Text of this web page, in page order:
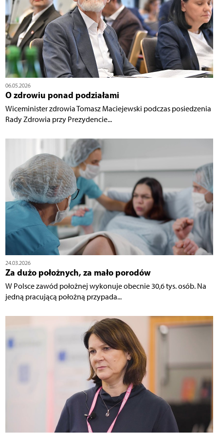
06.05.2026
O zdrowiu ponad podziałami
Wiceminister zdrowia Tomasz Maciejewski podczas posiedzenia
Rady Zdrowia przy Prezydencie...
24.03.2026
Za dużo położnych, za mało porodów
W Polsce zawód położnej wykonuje obecnie 30,6 tys. osób. Na
jedną pracującą położną przypada...